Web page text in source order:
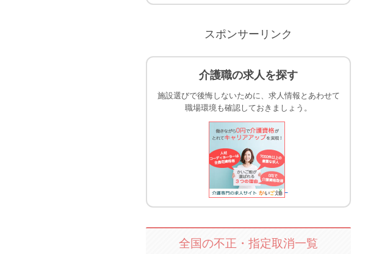
スポンサーリンク
介護職の求人を探す
施設選びで後悔しないために、求人情報とあわせて
職場環境も確認しておきましょう。
全国の不正・指定取消一覧